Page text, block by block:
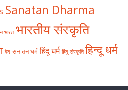
Sanatan Dharma
भारत भारतीय संस्कृति
वेद सनातन धर्म हिंदू धर्म हिंदू संस्कृति हिन्दू धर्म